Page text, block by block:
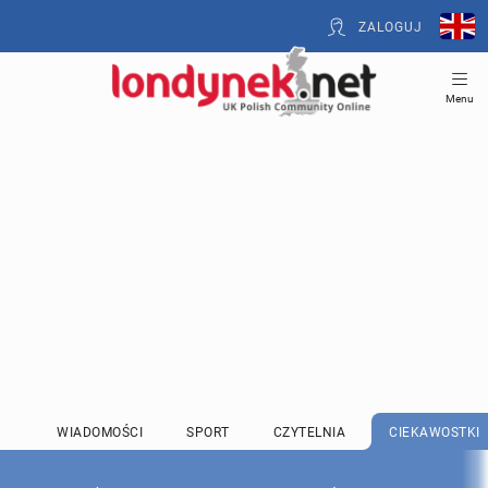
ZALOGUJ
Menu
WIADOMOŚCI SPORT CZYTELNIA CIEKAWOSTKI